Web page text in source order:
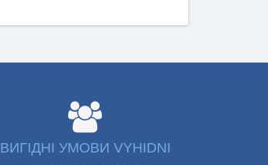
ВИГІДНІ УМОВИ VYHIDNI